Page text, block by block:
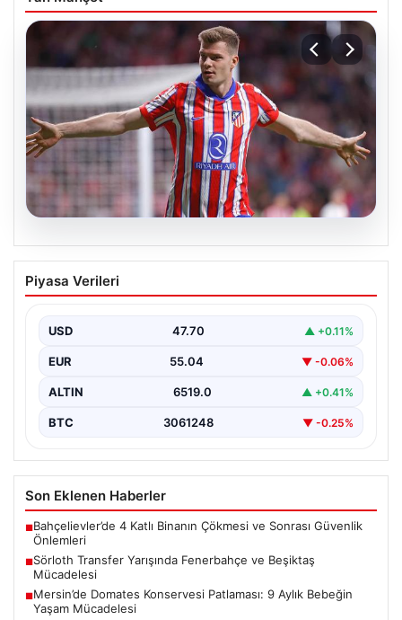
05.08.2026
Sörloth Transfer Yarışında Fenerbahçe
ve Beşiktaş Mücadelesi
sahne olurken, Süper Lig’in iki büyük devi,…
Piyasa Verileri
USD 47.70 ▲ +0.11%
EUR 55.04 ▼ -0.06%
ALTIN 6519.0 ▲ +0.41%
BTC 3061248 ▼ -0.25%
Son Eklenen Haberler
■Bahçelievler’de 4 Katlı Binanın Çökmesi ve Sonrası Güvenlik
Önlemleri
■Sörloth Transfer Yarışında Fenerbahçe ve Beşiktaş
Mücadelesi
■Mersin’de Domates Konservesi Patlaması: 9 Aylık Bebeğin
Yaşam Mücadelesi